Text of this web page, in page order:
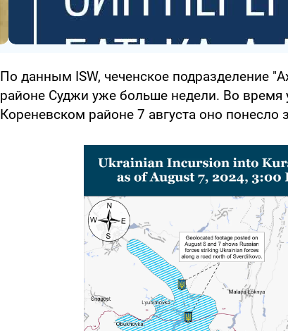
По данным ISW, чеченское подразделение
районе Суджи уже больше недели. Во время
Кореневском районе 7 августа оно понесло